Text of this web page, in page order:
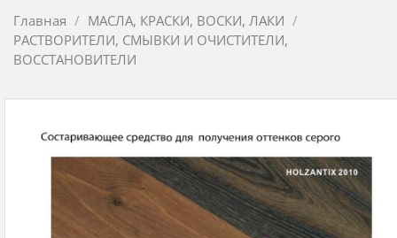
Главная
МАСЛА, КРАСКИ, ВОСКИ, ЛАКИ
РАСТВОРИТЕЛИ, СМЫВКИ И ОЧИСТИТЕЛИ,
ВОССТАНОВИТЕЛИ